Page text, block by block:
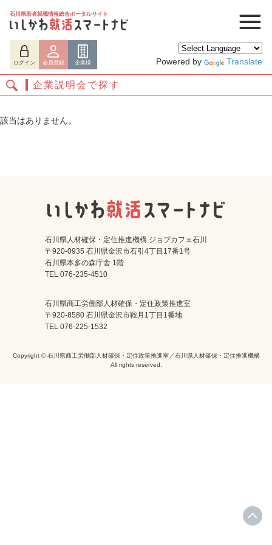
石川県若者就職情報総合ポータルサイト
ログイン 会員登録 企業様 Powered by Translate
ログイン 会員登録
企業説明会で探す
該当はありません。
石川県人材確保・定住推進機構 ジョブカフェ石川
〒920-0935 石川県金沢市石引4丁目17番1号
石川県本多の森庁舎 1階
TEL 076-235-4510
石川県商工労働部人材確保・定住政策推進室
〒920-8580 石川県金沢市鞍月1丁目1番地
TEL 076-225-1532
Copyright © 石川県商工労働部人材確保・定住政策推進室／石川県人材確保・定住推進機構
All rights reserved.